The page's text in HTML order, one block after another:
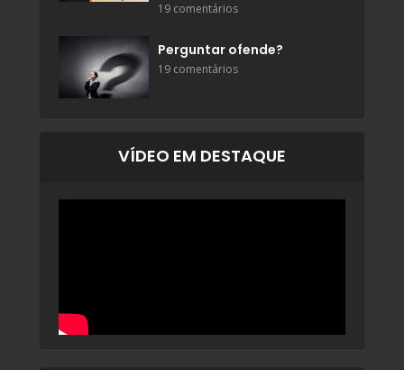
19 comentários
Perguntar ofende?
19 comentários
VÍDEO EM DESTAQUE